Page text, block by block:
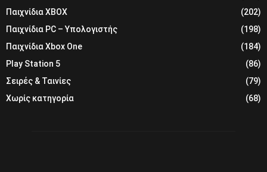
Παιχνίδια XBOX
(202)
Παιχνίδια PC – Υπολογιστής
(198)
Παιχνίδια Xbox One
(184)
Play Station 5
(86)
Σειρές & Ταινίες
(79)
Χωρίς κατηγορία
(68)